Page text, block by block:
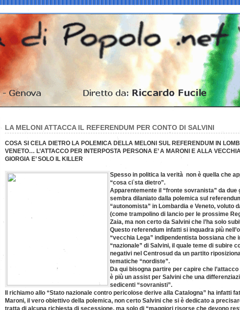
LA MELONI ATTACCA IL REFERENDUM PER CONTO DI SALVINI
COSA SI CELA DIETRO LA POLEMICA DELLA MELONI SUL REFERENDUM IN
VENETO… L’ATTACCO PER INTERPOSTA PERSONA E’ A MARONI E ALLA
GIORGIA E’ SOLO IL KILLER
Spesso in politica la verità non è quella che
“cosa ci sta dietro”.
Apparentemente il “fronte sovranista” da due
sembra dilaniato dalla polemica sul
“autonomista” in Lombardia e Veneto, voluto
(come trampolino di lancio per le prossime
Zaia, ma non certo da Salvini che l’ha solo
Questo referendum infatti si inquadra più
“vecchia Lega” indipendentista bossiana che
“nazionale” di Salvini, il quale teme di subire
negativi nel Centrosud da un partito
tematiche “nordiste”.
Da qui bisogna partire per capire che
è più un assist per Salvini che una
sedicenti “sovranisti”.
Il richiamo allo “Stato nazionale contro pericolose derive alla Catalogna” ha infatti
Maroni, il vero obiettivo della polemica, non certo Salvini che si è dedicato a
tratta di alcuna richiesta di secessione, ma solo di “maggiori risorse che devono